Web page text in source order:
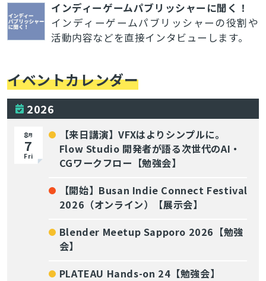
インディーゲームパブリッシャーに聞く！
インディーゲームパブリッシャーの役割や
活動内容などを直接インタビューします。
イベントカレンダー
2026
8月
7
Fri
【来日講演】VFXはよりシンプルに。
Flow Studio 開発者が語る次世代のAI・
CGワークフロー【勉強会】
【開始】Busan Indie Connect Festival
2026（オンライン）【展示会】
Blender Meetup Sapporo 2026【勉強
会】
PLATEAU Hands-on 24【勉強会】